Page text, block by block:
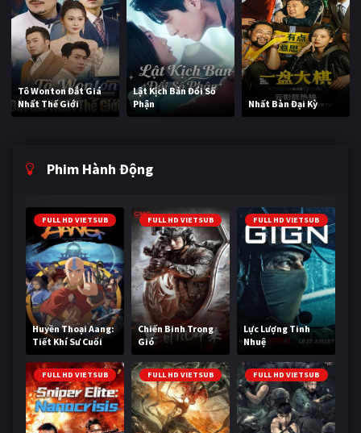
Tô Wonton Đắt Giá
Nhất Thế Giới
Lật Kịch Bản Đổi Số
Phận
Nhất Bàn Đại Kỳ
Phim Hành Động
FULL HD VIETSUB
Huyền Thoại Aang:
Tiết Khí Sư Cuối
Cùng
FULL HD VIETSUB
Chiến Binh Trong
Gió
FULL HD VIETSUB
Lực Lượng Tinh
Nhuệ
FULL HD VIETSUB FULL HD VIETSUB FULL HD VIETSUB